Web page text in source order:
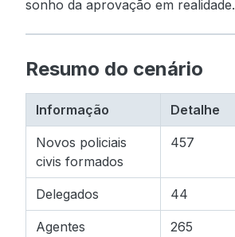
sonho da aprovação em realidade.
Resumo do cenário
Informação Detalhe
Novos policiais
civis formados
457
Delegados 44
Agentes 265